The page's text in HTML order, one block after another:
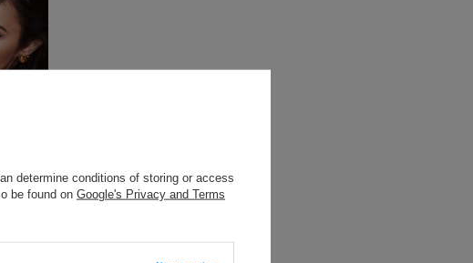
determine conditions of storing or access
be found on Google's Privacy and Terms